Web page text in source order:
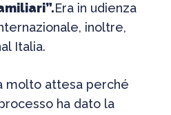
Era in udienza
inoltre,
Italia.
molto attesa perché
ha dato la